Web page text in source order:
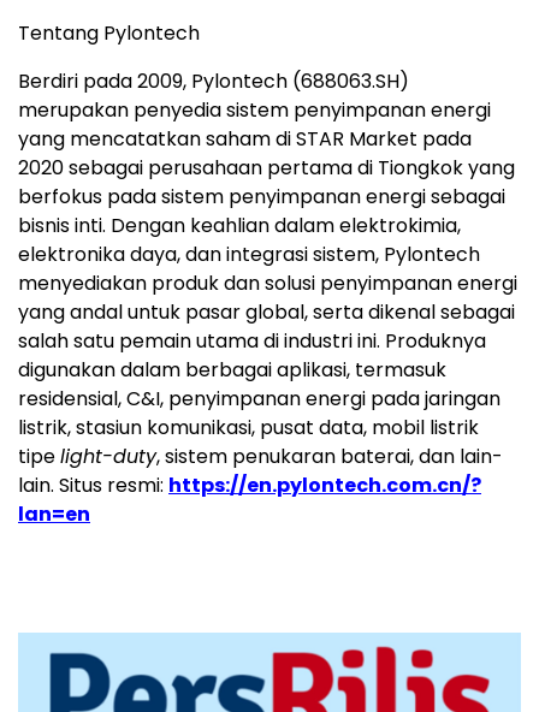
Tentang Pylontech
Berdiri pada 2009, Pylontech (688063.SH)
merupakan penyedia sistem penyimpanan energi
yang mencatatkan saham di STAR Market pada
2020 sebagai perusahaan pertama di Tiongkok yang
berfokus pada sistem penyimpanan energi sebagai
bisnis inti. Dengan keahlian dalam elektrokimia,
elektronika daya, dan integrasi sistem, Pylontech
menyediakan produk dan solusi penyimpanan energi
yang andal untuk pasar global, serta dikenal sebagai
salah satu pemain utama di industri ini. Produknya
digunakan dalam berbagai aplikasi, termasuk
residensial, C&I, penyimpanan energi pada jaringan
listrik, stasiun komunikasi, pusat data, mobil listrik
tipelight-duty, sistem penukaran baterai, dan lain-
lain. Situs resmi: https://en.pylontech.com.cn/?
lan=en